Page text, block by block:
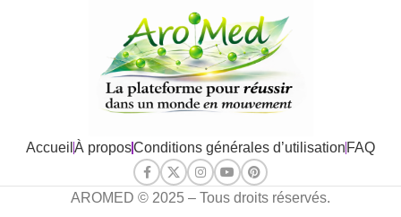
Accueil À proposConditions générales d’utilisation FAQ
AROMED © 2025 – Tous droits réservés.